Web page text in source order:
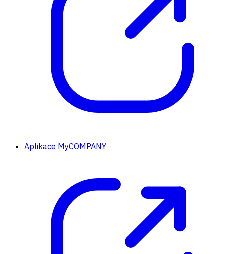
Aplikace MyCOMPANY